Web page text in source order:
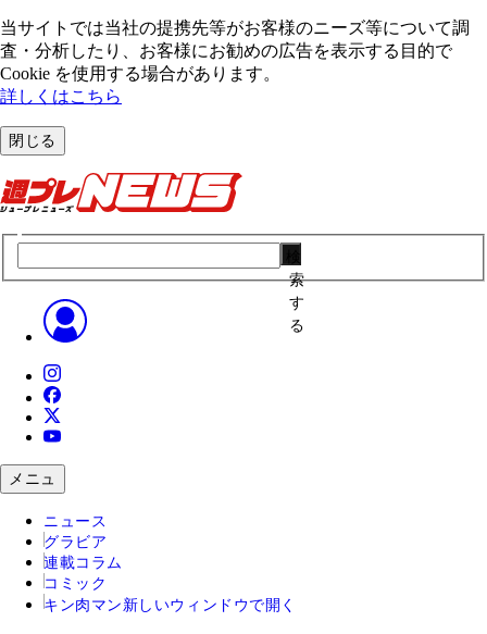
当サイトでは当社の提携先等がお客様のニーズ等について調
査・分析したり、お客様にお勧めの広告を表⽰する⽬的で
Cookie を使⽤する場合があります。
詳しくはこちら
閉じる
索
す
る
メニュ
ニュース
グラビア
連載コラム
コミック
キン肉マン 新しいウィンドウで開く